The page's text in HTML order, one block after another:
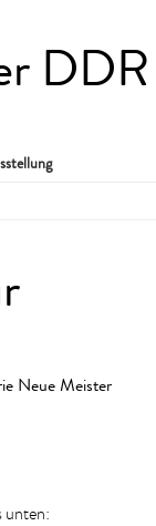
DDR
Neue Meister
unten: